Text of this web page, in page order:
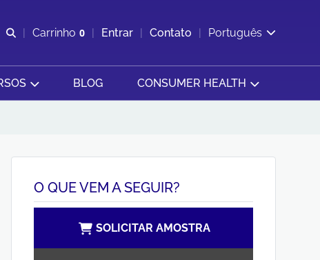
Abrir pesquisa
Carrinho 0
Exibir cesta
Entrar Contato Português
BLOG CONSUMER HEALTH
O QUE VEM A SEGUIR?
SOLICITAR AMOSTRA